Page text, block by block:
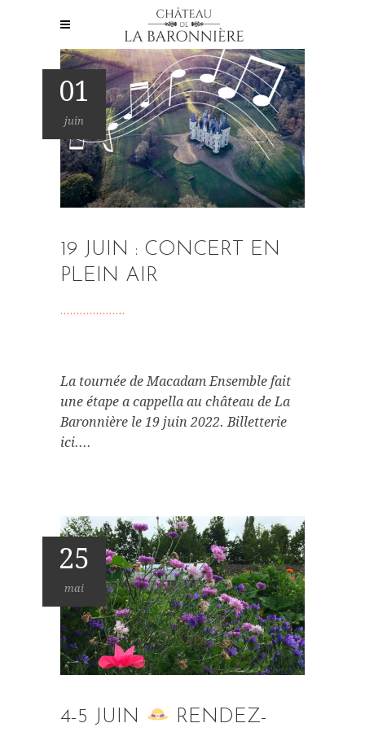
01
juin
19 JUIN : CONCERT EN
PLEIN AIR
La tournée de Macadam Ensemble fait
une étape a cappella au château de La
Baronnière le 19 juin 2022. Billetterie
ici....
25
mai
4-5 JUIN
RENDEZ-